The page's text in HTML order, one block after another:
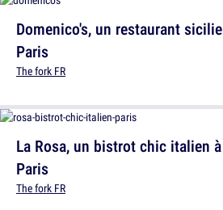
Domenico's, un restaurant
Paris
The fork FR
La Rosa, un bistrot chic italien à
Paris
The fork FR